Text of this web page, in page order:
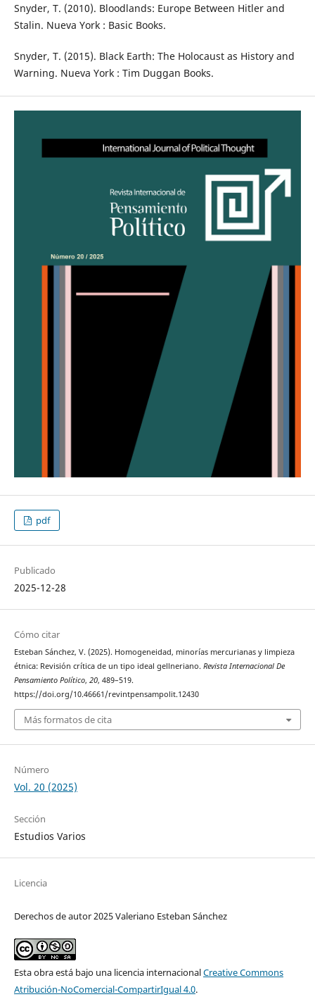
Snyder, T. (2010). Bloodlands: Europe Between Hitler and
Stalin. Nueva York : Basic Books.
Snyder, T. (2015). Black Earth: The Holocaust as History and
Warning. Nueva York : Tim Duggan Books.
pdf
Publicado
2025-12-28
Cómo citar
Esteban Sánchez, V. (2025). Homogeneidad, minorías mercurianas y limpieza
étnica: Revisión crítica de un tipo ideal gellneriano. Revista Internacional De
Pensamiento Político, 20, 489–519.
https://doi.org/10.46661/revintpensampolit.12430
Más formatos de cita
Número
Vol. 20 (2025)
Sección
Estudios Varios
Licencia
Derechos de autor 2025 Valeriano Esteban Sánchez
Esta obra está bajo una licencia internacionalCreative Commons
Atribución-NoComercial-CompartirIgual 4.0.